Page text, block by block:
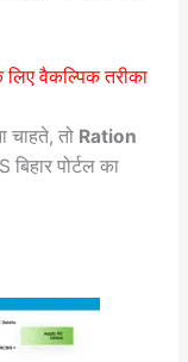
वैकल्पिक तरीका
चाहते, तो Ration
पोर्टल का